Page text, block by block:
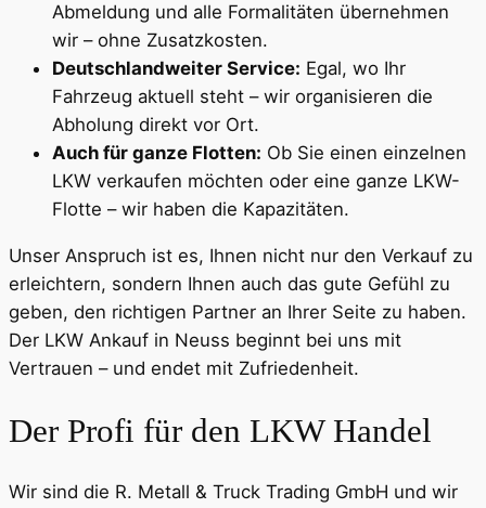
Abmeldung und alle Formalitäten übernehmen
wir – ohne Zusatzkosten.
Deutschlandweiter Service: Egal, wo Ihr
Fahrzeug aktuell steht – wir organisieren die
Abholung direkt vor Ort.
Auch für ganze Flotten: Ob Sie einen einzelnen
LKW verkaufen möchten oder eine ganze LKW-
Flotte – wir haben die Kapazitäten.
Unser Anspruch ist es, Ihnen nicht nur den Verkauf zu
erleichtern, sondern Ihnen auch das gute Gefühl zu
geben, den richtigen Partner an Ihrer Seite zu haben.
Der LKW Ankauf in Neuss beginnt bei uns mit
Vertrauen – und endet mit Zufriedenheit.
Der Profi für den LKW Handel
Wir sind die R. Metall & Truck Trading GmbH und wir